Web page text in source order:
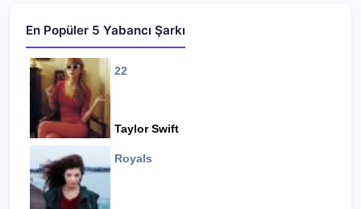
En Popüler 5 Yabancı Şarkı
22
Taylor Swift
Royals